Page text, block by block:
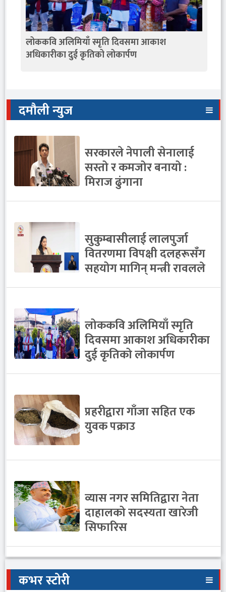
लोककवि अलिमियाँ स्मृति दिवसमा आकाश
अधिकारीका दुई कृतिको लोकार्पण
दमौली न्युज
सरकारले नेपाली सेनालाई
सस्तो र कमजोर बनायो :
मिराज ढुंगाना
सुकुम्बासीलाई लालपुर्जा
वितरणमा विपक्षी दलहरूसँग
सहयोग मागिन् मन्त्री रावलले
लोककवि अलिमियाँ स्मृति
दिवसमा आकाश अधिकारीका
दुई कृतिको लोकार्पण
प्रहरीद्वारा गाँजा सहित एक
युवक पक्राउ
व्यास नगर समितिद्वारा नेता
दाहालको सदस्यता खारेजी
सिफारिस
कभर स्टोरी